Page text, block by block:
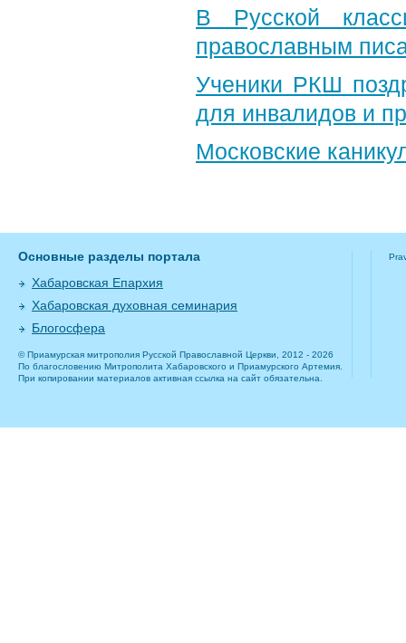
В Русской
православным
Ученики РКШ
для инвалидов и
Московские
Основные разделы портала
Хабаровская Епархия
Хабаровская духовная семинария
Блогосфера
© Приамурская митрополия Русской Православной Церкви, 2012 - 2026
По благословению Митрополита Хабаровского и Приамурского Артемия.
При копировании материалов активная ссылка на сайт обязательна.